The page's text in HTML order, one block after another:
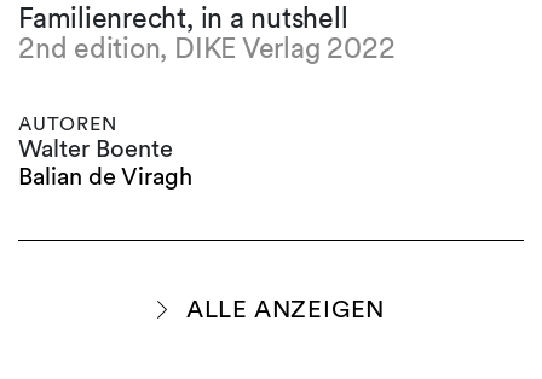
Familienrecht, in a nutshell
2nd edition, DIKE Verlag 2022
AUTOREN
Walter Boente
Balian de Viragh
ALLE ANZEIGEN